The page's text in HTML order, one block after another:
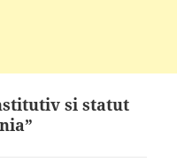
si statut